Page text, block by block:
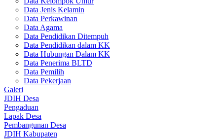
Data Jenis Kelamin
Data Perkawinan
Data Agama
Data Pendidikan Ditempuh
Data Pendidikan dalam KK
Data Hubungan Dalam KK
Data Penerima BLTD
Data Pemilih
Data Pekerjaan
Galeri
JDIH Desa
Pengaduan
Lapak Desa
Pembangunan Desa
JDIH Kabupaten